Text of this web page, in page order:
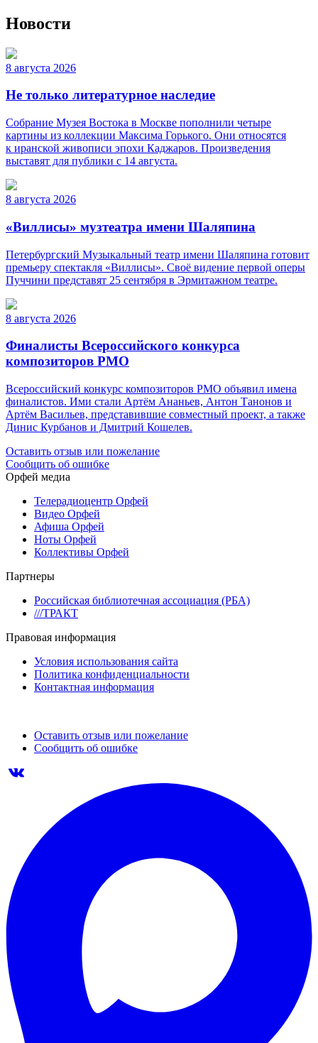
Новости
8 августа 2026
Не только литературное наследие
Собрание Музея Востока в Москве пополнили четыре
картины из коллекции Максима Горького. Они относятся
к иранской живописи эпохи Каджаров. Произведения
выставят для публики с 14 августа.
8 августа 2026
«Виллисы» музтеатра имени Шаляпина
Петербургский Музыкальный театр имени Шаляпина готовит
премьеру спектакля «Виллисы». Своё видение первой оперы
Пуччини представят 25 сентября в Эрмитажном театре.
8 августа 2026
Финалисты Всероссийского конкурса
композиторов РМО
Всероссийский конкурс композиторов РМО объявил имена
финалистов. Ими стали Артём Ананьев, Антон Танонов и
Артём Васильев, представившие совместный проект, а также
Динис Курбанов и Дмитрий Кошелев.
Оставить отзыв или пожелание
Сообщить об ошибке
Орфей медиа
Телерадиоцентр Орфей
Видео Орфей
Афиша Орфей
Ноты Орфей
Коллективы Орфей
Партнеры
Российская библиотечная ассоциация (РБА)
///ТРАКТ
Правовая информация
Условия использования сайта
Политика конфиденциальности
Контактная информация
Оставить отзыв или пожелание
Сообщить об ошибке